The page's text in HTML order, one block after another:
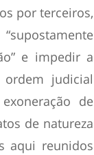
por terceiros,
e impedir a
judicial
de
de natureza
aqui reunidos